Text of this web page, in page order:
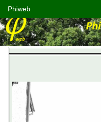
Phiweb